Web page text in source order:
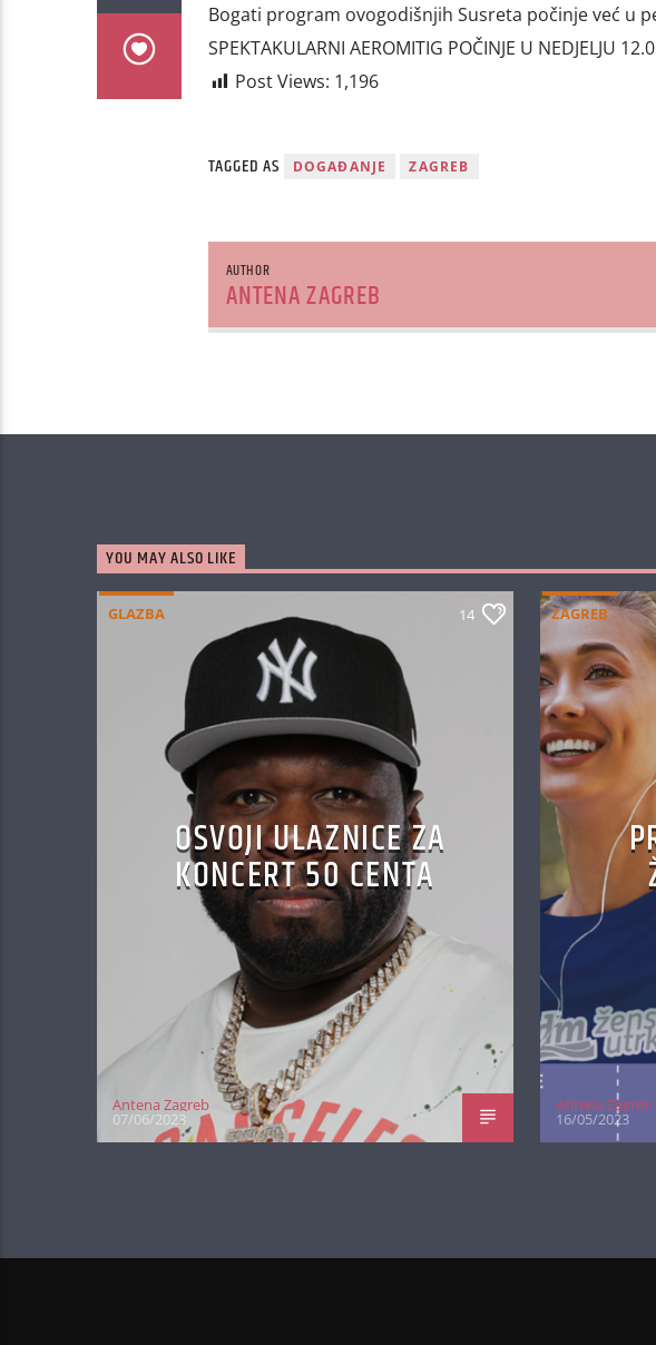
Bogati program ovogodišnjih Susreta počinje već u
SPEKTAKULARNI AEROMITIG POČINJE U NEDJELJU
Post Views: 1,196
TAGGED AS DOGAĐANJE ZAGREB
AUTHOR
ANTENA ZAGREB
YOU MAY ALSO LIKE
GLAZBA 14
OSVOJI ULAZNICE ZA
KONCERT 50 CENTA
Antena Zagreb
07/06/2023
ZAGREB
Antena Zagreb
16/05/2023